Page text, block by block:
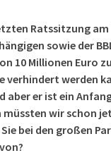
Ratssitzung am
sowie der
10 Millionen Euro
verhindert werden
er ist ein
wir schon
bei den großen